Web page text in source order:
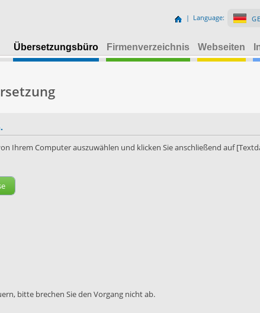
| Language:
Übersetzungsbüro Firmenverzeichnis Webseiten
Ihrem Computer auszuwählen und klicken Sie anschließend auf
bitte brechen Sie den Vorgang nicht ab.